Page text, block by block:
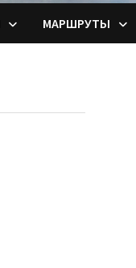
МАРШРУТЫ